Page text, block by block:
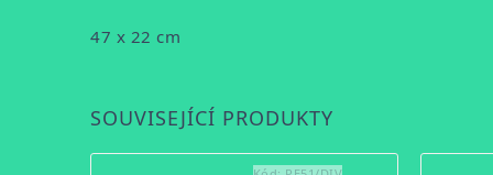
47 x 22 cm
SOUVISEJÍCÍ PRODUKTY